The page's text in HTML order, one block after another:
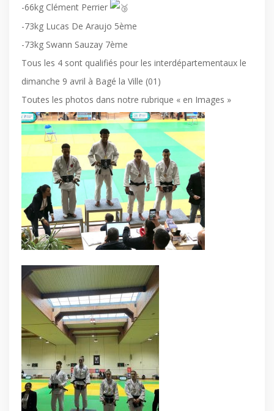
-66kg Clément Perrier
-73kg Lucas De Araujo 5ème
-73kg Swann Sauzay 7ème
Tous les 4 sont qualifiés pour les interdépartementaux le
dimanche 9 avril à Bagé la Ville (01)
Toutes les photos dans notre rubrique « en Images »